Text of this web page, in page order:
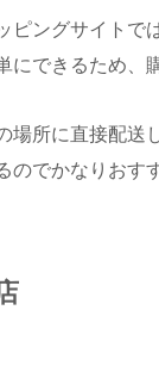
ピングサイトで
にできるため、
場所に直接配送
のでかなりおす